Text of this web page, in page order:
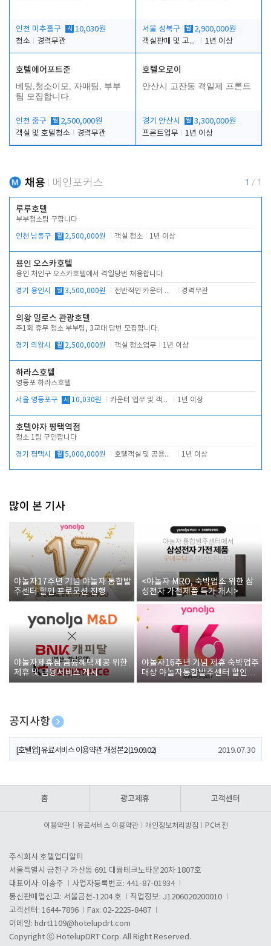
인천 미추홀구 시 10,030원
청소
경력무관
서울 성북구 월 2,900,000원
객실판매 및 고객응대
1년 이상
호텔에어포트준
베팅,청소이모, 자매팀, 부부
팀 모집합니다.
인천 중구 월 2,500,000원
객실 및 호텔청소
경력무관
호텔오로이
안산시 고잔동 격일제 프론트
경기 안산시 월 3,300,000원
프론트업무
1년 이상
채용 메인포커스 1 / 1
루루호텔
부부청소팀 구합니다
인천 남동구 월 2,500,000원 객실 청소 1년 이상
용인 오스카호텔
용인 처인구 오스카호텔에서 격일당번 채용합니다
경기 용인시 월 3,500,000원 전반적인 카운터 업무 경력무관
의왕 밀로스 관광호텔
주1회 휴무 청소 부부팀, 3교대 당번 모집합니다.
경기 의왕시 월 2,500,000원 객실 청소업무 1년 이상
하라스호텔
영등포 하라스호텔
서울 영등포구 시 10,030원 카운터 업무 및 객실관리(청소상태 확인, 객실판매) 1년 이상
호텔야자 평택역점
청소 1팀 구인합니다
경기 평택시 월 5,000,000원 호텔객실 및 공용시설 청소 관리 1년 이상
많이 본 기사
야놀자17주년 기념 야놀자 통합발
주센터 할인 프로모션 진행
<야놀자 MRO, 숙박업소 위한 삼
성전자 가전제품 특가 개시>
야놀자제휴점 금융혜택제공 위한
제휴 및 금융서비스 게시
야놀자16주년 기념 제휴 숙박업주
대상 야놀자통합발주센터 할인쿠
폰 증정
공지사항
[호텔업] 개인정보 처리방침 개정본1 (19.09.02)
[호텔업] 유료서비스 이용약관 개정본2 (19.09.02) 2019.07.30
홈 광고제휴 고객센터
이용약관 유료서비스 이용약관 개인정보처리방침 PC버전
주식회사 호텔업디알티
서울특별시 금천구 가산동 691 대륭테크노타운20차 1807호
대표이사: 이송주
사업자등록번호: 441-87-01934
통신판매업신고: 서울금천-1204 호
직업정보: J1206020200010
고객센터: 1644-7896
Fax: 02-2225-8487
이메일: hdrt1109@hotelupdrt.com
Copyright ⓒ HotelupDRT Corp. All Right Reserved.